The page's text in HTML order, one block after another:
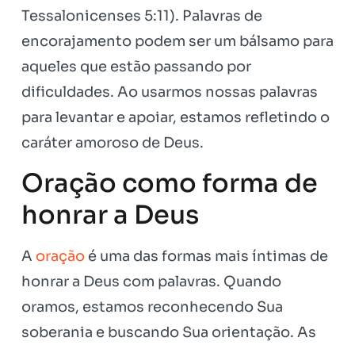
Tessalonicenses 5:11). Palavras de
encorajamento podem ser um bálsamo para
aqueles que estão passando por
dificuldades. Ao usarmos nossas palavras
para levantar e apoiar, estamos refletindo o
caráter amoroso de Deus.
Oração como forma de
honrar a Deus
A oração é uma das formas mais íntimas de
honrar a Deus com palavras. Quando
oramos, estamos reconhecendo Sua
soberania e buscando Sua orientação. As